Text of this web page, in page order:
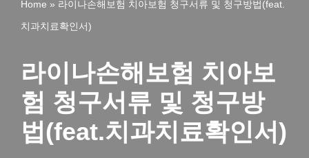
Home » 라이나손해보험 치아보험 청구서류 및 청구방법(feat.
치과치료확인서)
라이나손해보험 치아보
험 청구서류 및 청구방
법(feat.치과치료확인서)